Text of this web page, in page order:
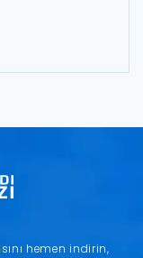
hemen indirin,